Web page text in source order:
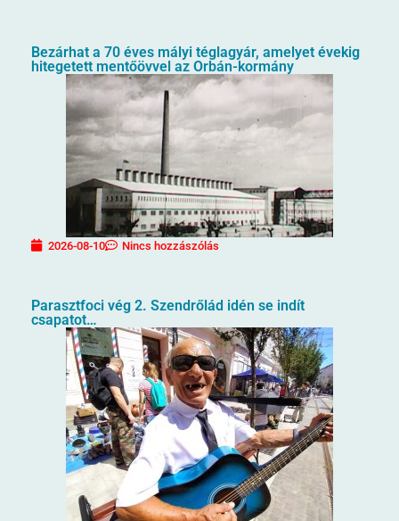
Bezárhat a 70 éves mályi téglagyár, amelyet évekig
hitegetett mentőövvel az Orbán-kormány
2026-08-10 Nincs hozzászólás
Parasztfoci vég 2. Szendrőlád idén se indít
csapatot…